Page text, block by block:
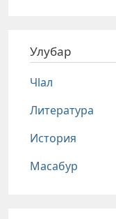
Улубар
Чlал
Литература
История
Масабур